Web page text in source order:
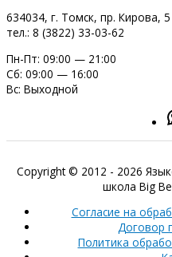
634034, г. Томск, пр. Кирова, 5
тел.: 8 (3822) 33-03-62
Пн-Пт: 09:00 — 21:00
Сб: 09:00 — 16:00
Вс: Выходной
Copyright © 2012 - 2026
школа Big
Согласие на
Договор
Политика